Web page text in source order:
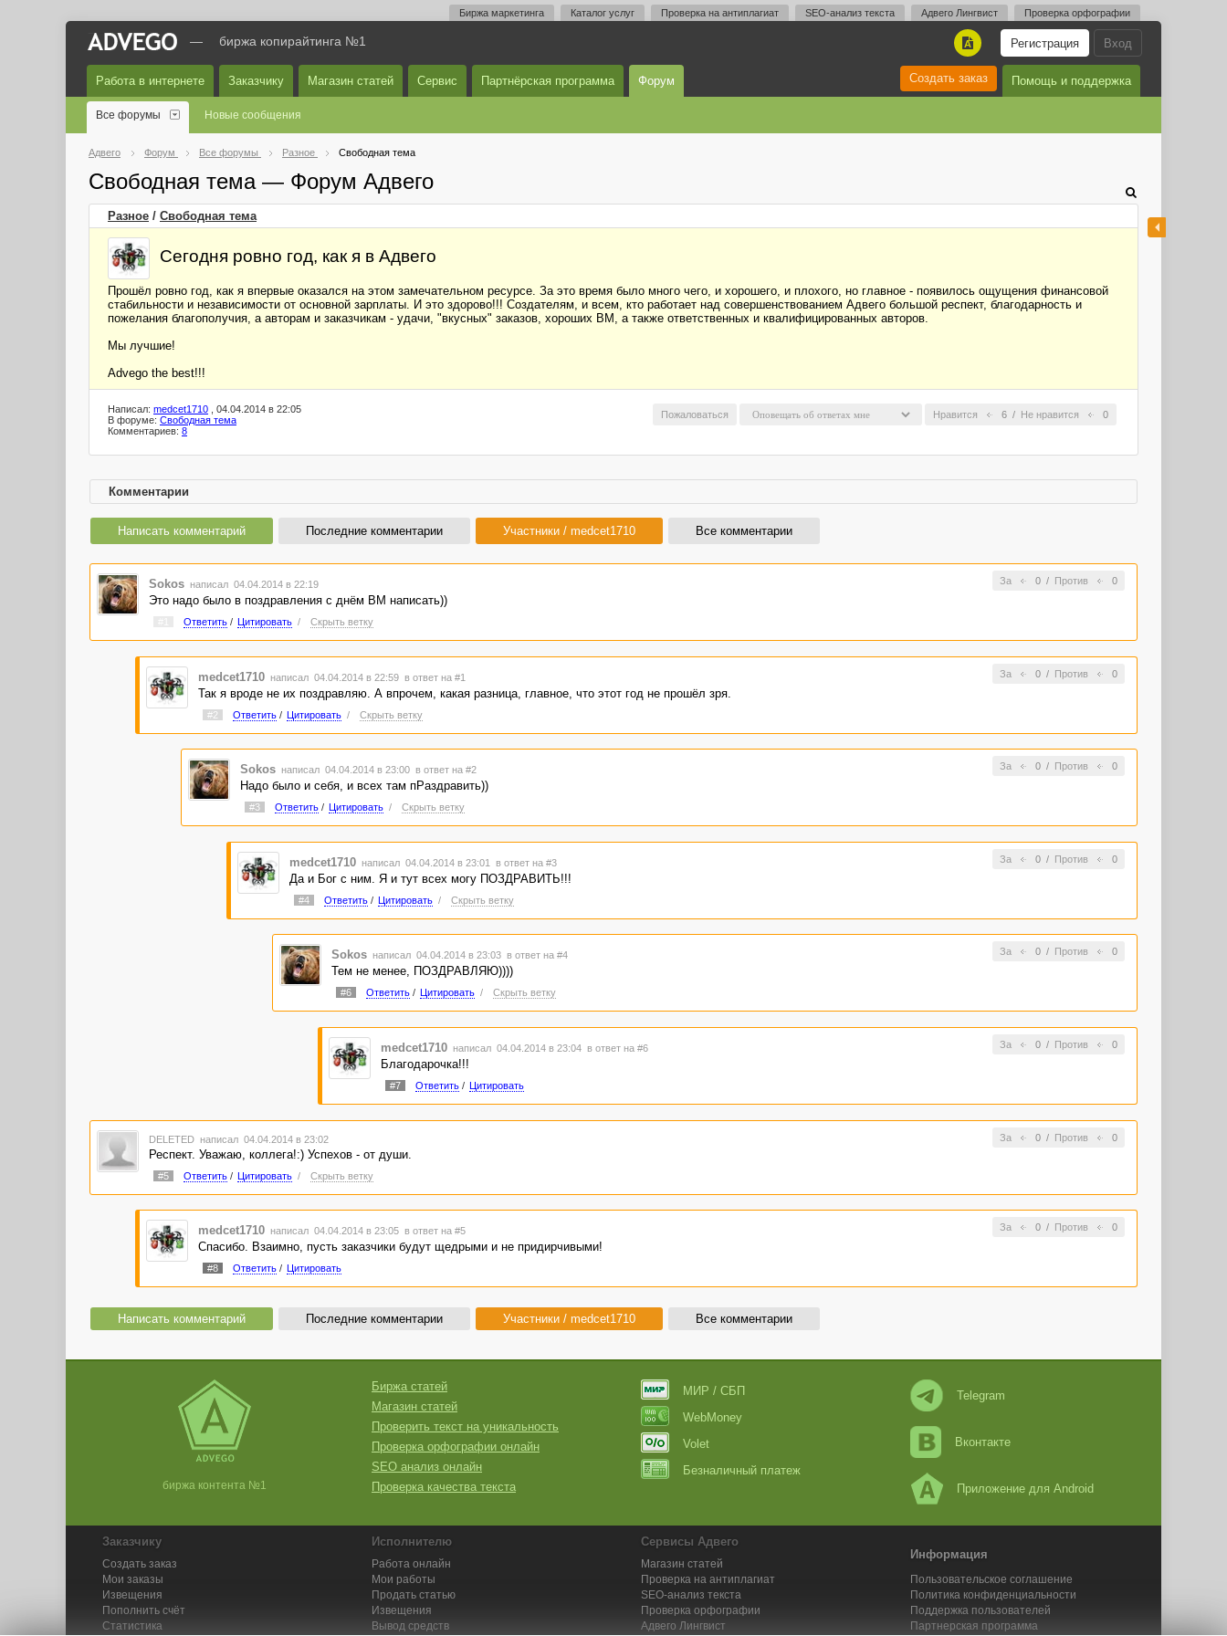
Биржа маркетинга Каталог услуг Проверка на антиплагиат SEO-анализ текста Адвего Лингвист Проверка орфографии
Вход
Регистрация
A
— биржа копирайтинга №1
Работа в интернете Заказчику Магазин статей Сервис Партнёрская программа Форум Помощь и поддержка
Создать заказ
Все форумы Новые сообщения
Адвего Форум Все форумы Разное Свободная тема
Свободная тема — Форум Адвего
Разное / Свободная тема
Сегодня ровно год, как я в Адвего
Прошёл ровно год, как я впервые оказался на этом замечательном ресурсе. За это время было много чего, и хорошего, и плохого, но главное - появилось ощущения финансовой
стабильности и независимости от основной зарплаты. И это здорово!!! Создателям, и всем, кто работает над совершенствованием Адвего большой респект, благодарность и
пожелания благополучия, а авторам и заказчикам - удачи, "вкусных" заказов, хороших ВМ, а также ответственных и квалифицированных авторов.
Мы лучшие!
Advego the best!!!
Нравится 6 / Не нравится 0
Пожаловаться
Написал: medcet1710 , 04.04.2014 в 22:05
В форуме: Свободная тема
Комментариев: 8
Комментарии
Написать комментарий Последние комментарии Участники / medcet1710 Все комментарии
За 0/ Против 0
Sokos написал 04.04.2014 в 22:19
Это надо было в поздравления с днём ВМ написать))
Ответить/ Цитировать / Скрыть ветку
За 0/ Против 0
medcet1710 написал 04.04.2014 в 22:59 в ответ на #1
Так я вроде не их поздравляю. А впрочем, какая разница, главное, что этот год не прошёл зря.
#2 Ответить/ Цитировать / Скрыть ветку
За 0/ Против 0
Sokos написал 04.04.2014 в 23:00 в ответ на #2
Надо было и себя, и всех там пРаздравить))
#3 Ответить/ Цитировать / Скрыть ветку
За 0/ Против 0
medcet1710 написал 04.04.2014 в 23:01 в ответ на #3
Да и Бог с ним. Я и тут всех могу ПОЗДРАВИТЬ!!!
#4 Ответить/ Цитировать / Скрыть ветку
За 0/ Против 0
Sokos написал 04.04.2014 в 23:03 в ответ на #4
Тем не менее, ПОЗДРАВЛЯЮ))))
#6 Ответить/ Цитировать / Скрыть ветку
За 0/ Против 0
medcet1710 написал 04.04.2014 в 23:04 в ответ на #6
Благодарочка!!!
#7 Ответить/ Цитировать
За 0/ Против 0
DELETED написал 04.04.2014 в 23:02
Респект. Уважаю, коллега!:) Успехов - от души.
#5 Ответить/ Цитировать / Скрыть ветку
За 0/ Против 0
medcet1710 написал 04.04.2014 в 23:05 в ответ на #5
Спасибо. Взаимно, пусть заказчики будут щедрыми и не придирчивыми!
#8 Ответить/ Цитировать
Написать комментарий Последние комментарии Участники / medcet1710 Все комментарии
биржа контента №1
Биржа статей
Магазин статей
Проверить текст на уникальность
Проверка орфографии онлайн
SEO анализ онлайн
Проверка качества текста
МИР / СБП
WebMoney
Volet
Безналичный платеж
Telegram
Вконтакте
Приложение для Android
Заказчику
Создать заказ
Мои заказы
Извещения
Пополнить счёт
Статистика
Исполнителю
Работа онлайн
Мои работы
Продать статью
Извещения
Вывод средств
Сервисы Адвего
Магазин статей
Проверка на антиплагиат
SEO-анализ текста
Проверка орфографии
Адвего Лингвист
Информация
Пользовательское соглашение
Политика конфиденциальности
Поддержка пользователей
Партнерская программа